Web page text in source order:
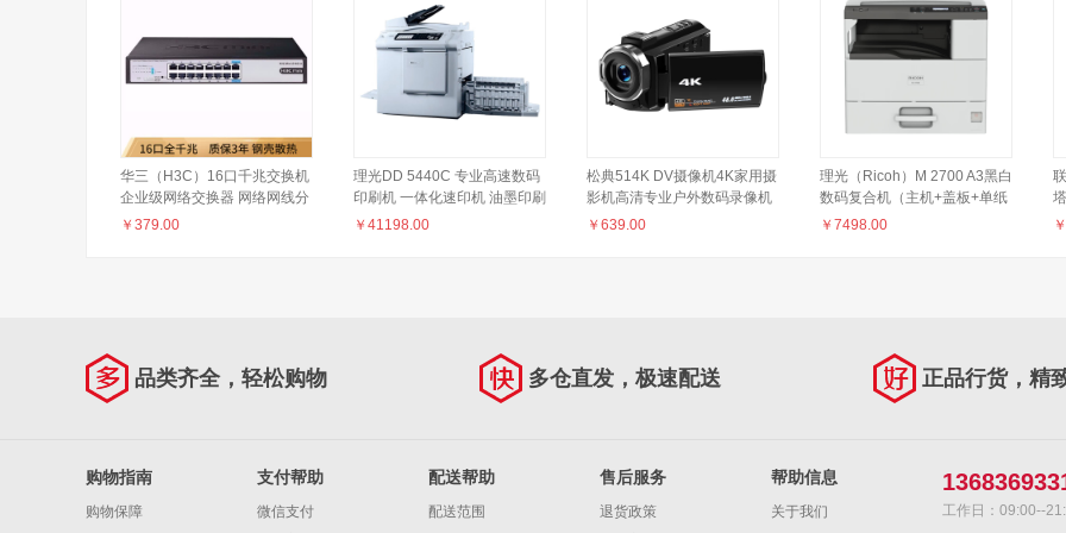
华三（H3C）16口千兆交换机
企业级网络交换器 网络网线分
线器 Mini S16G-U
￥ 379.00
理光DD 5440C 专业高速数码
印刷机 一体化速印机 油墨印刷
机办公商用学校试卷打印 DD
￥ 41198.00
松典514K DV摄像机4K家用摄
影机高清专业户外数码录像机
手持便携 标配128G
￥ 639.00
理光（Ricoh）M 2700 A3黑白
数码复合机（主机+盖板+单纸
盒+无线）
￥ 7498.00 ￥
品类齐全，轻松购物 多仓直发，极速配送 正品行货，精
购物指南
购物保障
支付帮助
微信支付
配送帮助
配送范围
售后服务
退货政策
帮助信息
关于我们
工作日：09:00--